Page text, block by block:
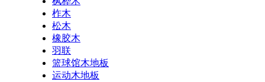
柞木
松木
橡胶木
羽联
篮球馆木地板
运动木地板